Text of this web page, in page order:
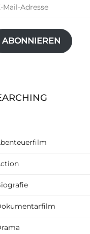
ABONNIEREN